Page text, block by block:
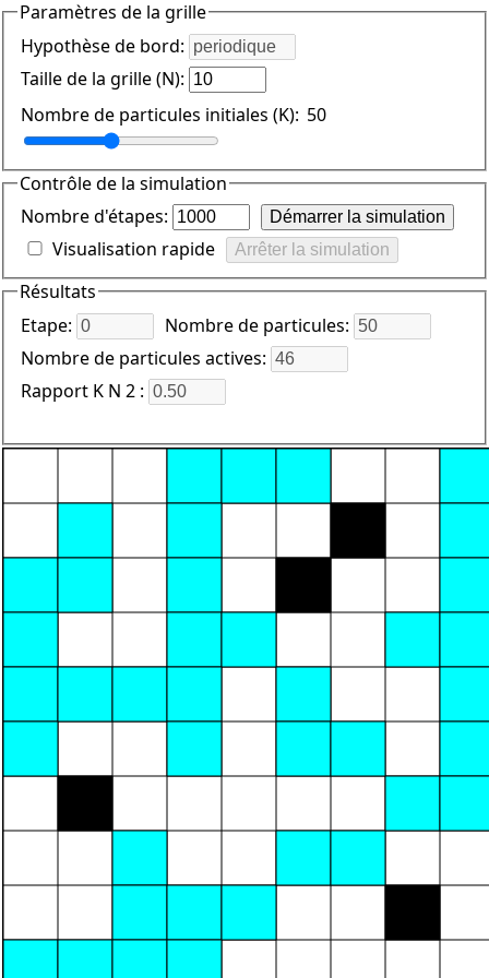
Paramètres de la grille
Hypothèse de bord:
Taille de la grille (N):
Nombre de particules initiales (K): 50
Contrôle de la simulation
Nombre d'étapes:
Démarrer la simulation
Visualisation rapide Arrêter la simulation
Résultats
Etape:
Nombre de particules:
Nombre de particules actives:
Rapport K N 2 :